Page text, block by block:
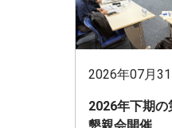
2026年07月
2026年下期